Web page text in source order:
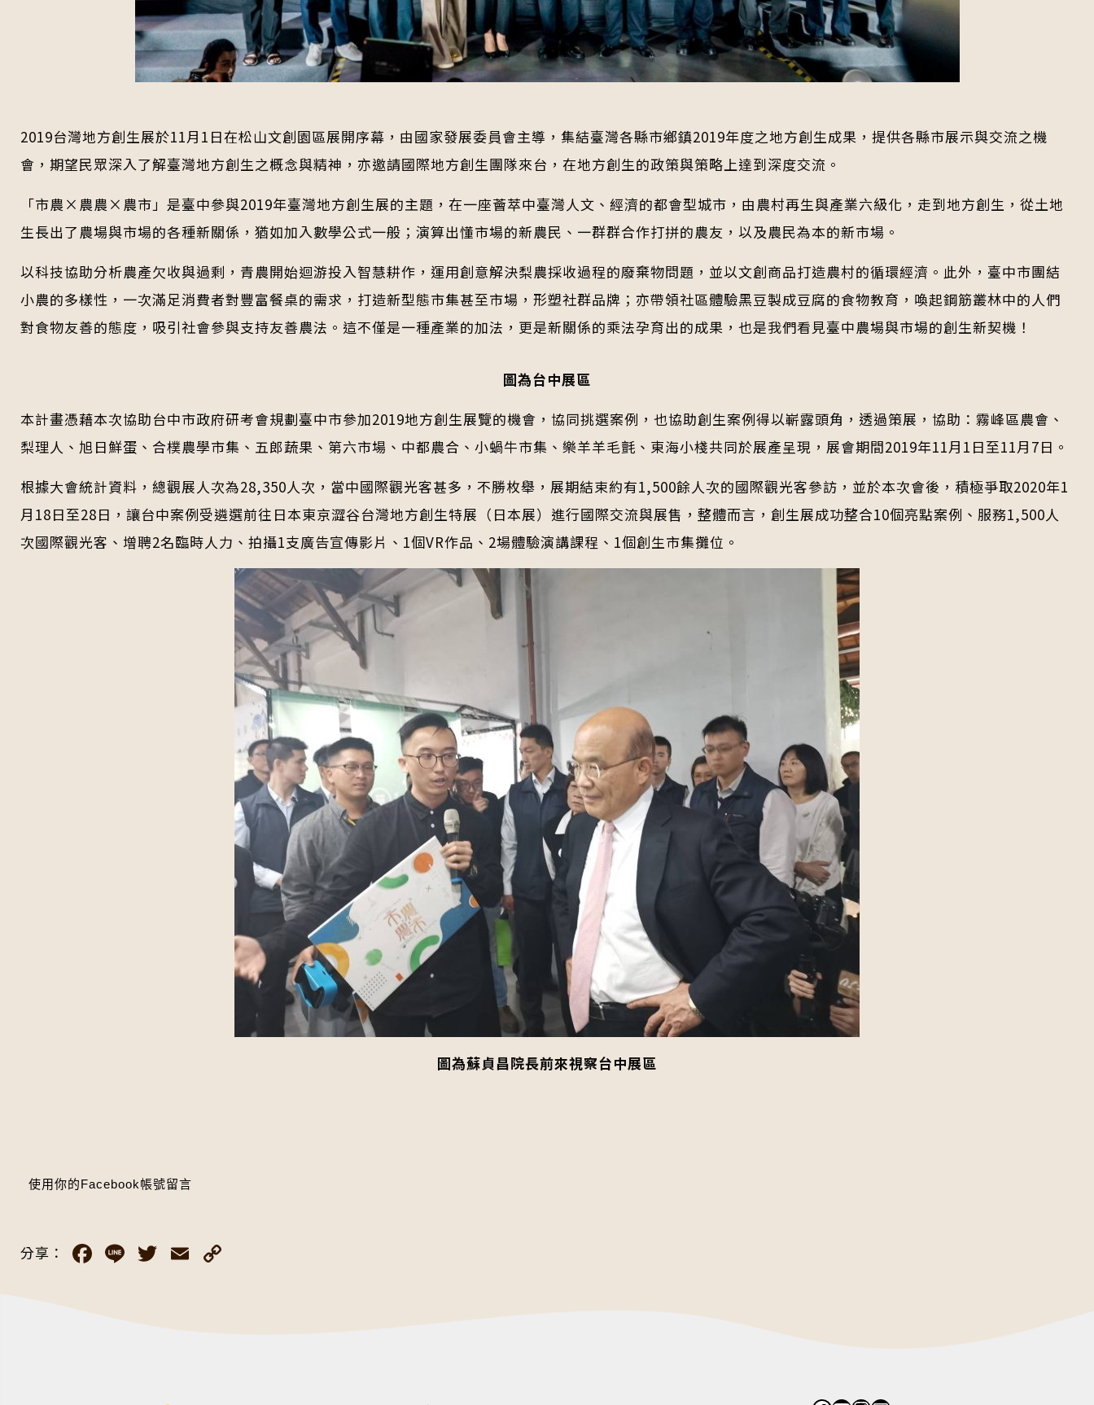
2019台灣地方創生展於11月1日在松山文創園區展開序幕，由國家發展委員會主導，集結臺灣各縣市鄉鎮2019年度之地方創生成果，提供各縣市展示與交流之機
會，期望民眾深入了解臺灣地方創生之概念與精神，亦邀請國際地方創生團隊來台，在地方創生的政策與策略上達到深度交流。
「市農×農農×農市」是臺中參與2019年臺灣地方創生展的主題，在一座薈萃中臺灣人文、經濟的都會型城市，由農村再生與產業六級化，走到地方創生，從土地
生長出了農場與市場的各種新關係，猶如加入數學公式一般；演算出懂市場的新農民、一群群合作打拼的農友，以及農民為本的新市場。
以科技協助分析農產欠收與過剩，青農開始迴游投入智慧耕作，運用創意解決梨農採收過程的廢棄物問題，並以文創商品打造農村的循環經濟。此外，臺中市團結
小農的多樣性，一次滿足消費者對豐富餐桌的需求，打造新型態市集甚至市場，形塑社群品牌；亦帶領社區體驗黑豆製成豆腐的食物教育，喚起鋼筋叢林中的人們
對食物友善的態度，吸引社會參與支持友善農法。這不僅是一種產業的加法，更是新關係的乘法孕育出的成果，也是我們看見臺中農場與市場的創生新契機！
圖為台中展區
本計畫憑藉本次協助台中市政府研考會規劃臺中市參加2019地方創生展覽的機會，協同挑選案例，也協助創生案例得以嶄露頭角，透過策展，協助：霧峰區農會、
梨理人、旭日鮮蛋、合樸農學市集、五郎蔬果、第六市場、中都農合、小蝸牛市集、樂羊羊毛氈、東海小棧共同於展產呈現，展會期間2019年11月1日至11月7日。
根據大會統計資料，總觀展人次為28,350人次，當中國際觀光客甚多，不勝枚舉，展期結束約有1,500餘人次的國際觀光客參訪，並於本次會後，積極爭取2020年1
月18日至28日，讓台中案例受遴選前往日本東京澀谷台灣地方創生特展（日本展）進行國際交流與展售，整體而言，創生展成功整合10個亮點案例、服務1,500人
次國際觀光客、增聘2名臨時人力、拍攝1支廣告宣傳影片、1個VR作品、2場體驗演講課程、1個創生市集攤位。
圖為蘇貞昌院長前來視察台中展區
使用你的Facebook帳號留言
分享： Facebook
LineTwitter
Email